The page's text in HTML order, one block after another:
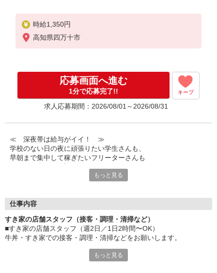
時給1,350円
高知県四万十市
応募画面へ進む
1分で応募完了!! キープ
求人応募期間：2026/08/01～2026/08/31
≪ 深夜帯は給与がイイ！ ≫
学校のない日の夜に頑張りたい学生さんも、
早朝まで集中して稼ぎたいフリーターさんも
オシャレを捨てる必要はありません！
急な出費も安心♪
■社員登用あり
将来を考えている方は必見です。
なか卯、かつ庵、ココス、ジョリーパスタ、ビッグボーイ、華屋
もっと見る
仕事内容
すき家の店舗スタッフ（接客・調理・清掃など）
■すき家の店舗スタッフ（週2日／1日2時間〜OK）
牛丼・すき家での接客・調理・清掃などをお願いします。
もっと見る